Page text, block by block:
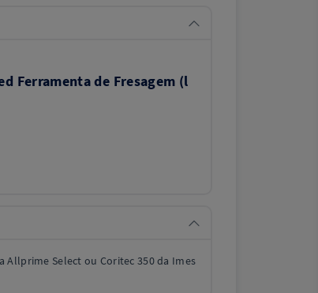
Ferramenta de Fresagem (l
Allprime Select ou Coritec 350 da Imes